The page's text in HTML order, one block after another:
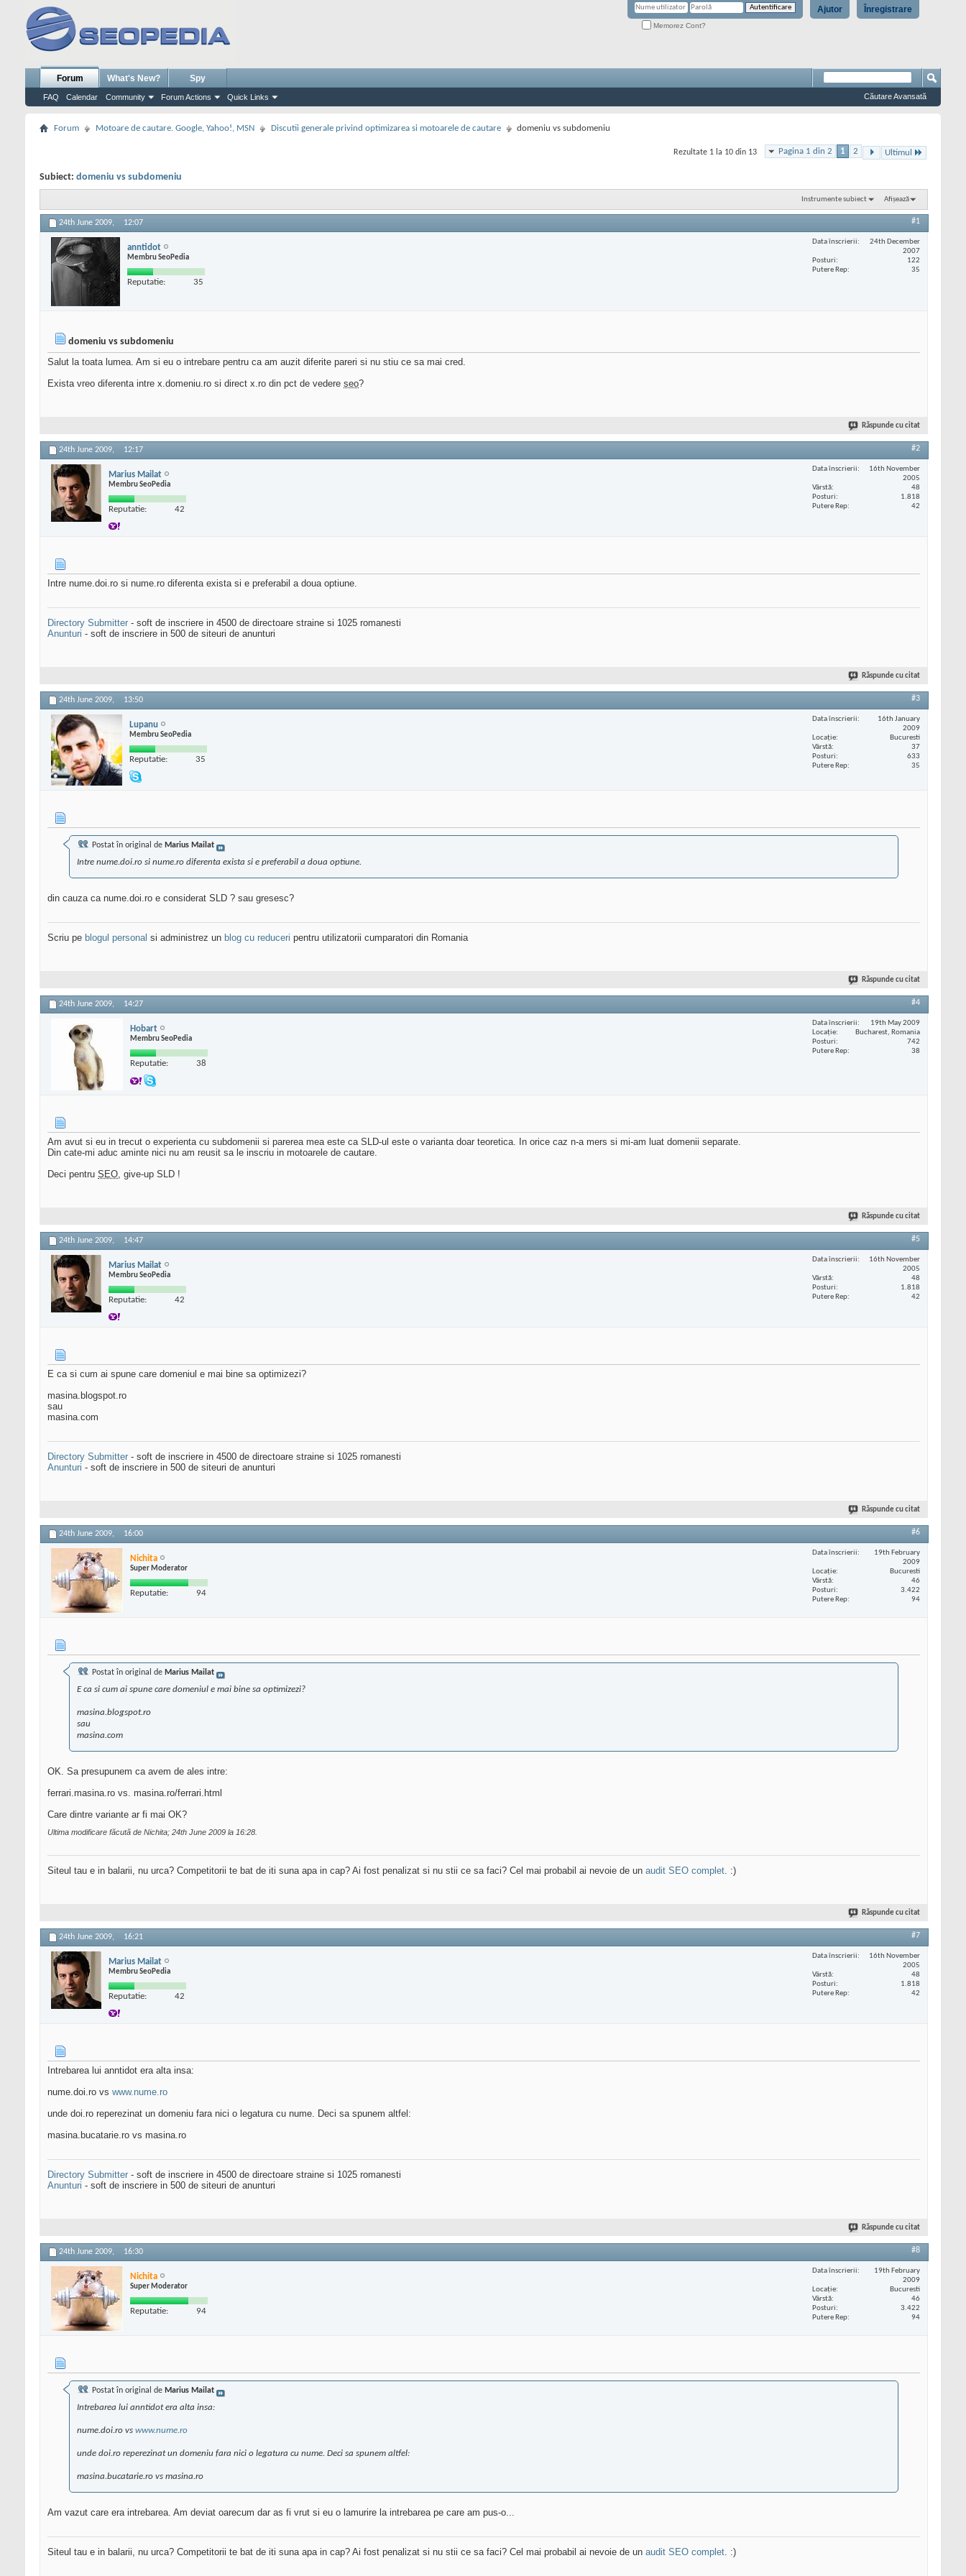
Înregistrare
Ajutor
Memorez Cont?
Forum
FAQ Calendar Community Forum Actions Quick Links
What's New? Spy
Căutare Avansată
Forum Motoare de cautare. Google, Yahoo!, MSN Discutii generale privind optimizarea si motoarele de cautare domeniu vs subdomeniu
Pagina 1 din 2 1 2 Ultimul
Rezultate 1 la 10 din 13
Subiect: domeniu vs subdomeniu
Instrumente subiect Afișează
24th June 2009, 12:07 #1
anntidot
Membru SeoPedia
Reputatie: 35
Data înscrierii
24th December
2007
Posturi
122
Putere Rep
35
domeniu vs subdomeniu
Salut la toata lumea. Am si eu o intrebare pentru ca am auzit diferite pareri si nu stiu ce sa mai cred.
Exista vreo diferenta intre x.domeniu.ro si direct x.ro din pct de vedere seo?
Răspunde cu citat
24th June 2009, 12:17 #2
Marius Mailat
Membru SeoPedia
Reputatie: 42
Data înscrierii
16th November
2005
Vârstă
48
Posturi
1.818
Putere Rep
42
Intre nume.doi.ro si nume.ro diferenta exista si e preferabil a doua optiune.
Directory Submitter - soft de inscriere in 4500 de directoare straine si 1025 romanesti
Anunturi - soft de inscriere in 500 de siteuri de anunturi
Răspunde cu citat
24th June 2009, 13:50 #3
Lupanu
Membru SeoPedia
Reputatie: 35
Data înscrierii
16th January
2009
Locaţie
Bucuresti
Vârstă
37
Posturi
633
Putere Rep
35
Postat în original de Marius Mailat
Intre nume.doi.ro si nume.ro diferenta exista si e preferabil a doua optiune.
din cauza ca nume.doi.ro e considerat SLD ? sau gresesc?
Scriu pe blogul personal si administrez un blog cu reduceri pentru utilizatorii cumparatori din Romania
Răspunde cu citat
24th June 2009, 14:27 #4
Hobart
Membru SeoPedia
Reputatie: 38
Data înscrierii
19th May 2009
Locaţie
Bucharest, Romania
Posturi
742
Putere Rep
38
Am avut si eu in trecut o experienta cu subdomenii si parerea mea este ca SLD-ul este o varianta doar teoretica. In orice caz n-a mers si mi-am luat domenii separate.
Din cate-mi aduc aminte nici nu am reusit sa le inscriu in motoarele de cautare.
Deci pentru SEO, give-up SLD !
Răspunde cu citat
24th June 2009, 14:47 #5
Marius Mailat
Membru SeoPedia
Reputatie: 42
Data înscrierii
16th November
2005
Vârstă
48
Posturi
1.818
Putere Rep
42
E ca si cum ai spune care domeniul e mai bine sa optimizezi?
masina.blogspot.ro
sau
masina.com
Directory Submitter - soft de inscriere in 4500 de directoare straine si 1025 romanesti
Anunturi - soft de inscriere in 500 de siteuri de anunturi
Răspunde cu citat
24th June 2009, 16:00 #6
Nichita
Super Moderator
Reputatie: 94
Data înscrierii
19th February
2009
Locaţie
Bucuresti
Vârstă
46
Posturi
3.422
Putere Rep
94
Postat în original de Marius Mailat
E ca si cum ai spune care domeniul e mai bine sa optimizezi?
masina.blogspot.ro
sau
masina.com
OK. Sa presupunem ca avem de ales intre:
ferrari.masina.ro vs. masina.ro/ferrari.html
Care dintre variante ar fi mai OK?
Ultima modificare făcută de Nichita; 24th June 2009 la 16:28
Siteul tau e in balarii, nu urca? Competitorii te bat de iti suna apa in cap? Ai fost penalizat si nu stii ce sa faci? Cel mai probabil ai nevoie de un audit SEO complet. :)
Răspunde cu citat
24th June 2009, 16:21 #7
Marius Mailat
Membru SeoPedia
Reputatie: 42
Data înscrierii
16th November
2005
Vârstă
48
Posturi
1.818
Putere Rep
42
Intrebarea lui anntidot era alta insa:
nume.doi.ro vs www.nume.ro
unde doi.ro reperezinat un domeniu fara nici o legatura cu nume. Deci sa spunem altfel:
masina.bucatarie.ro vs masina.ro
Directory Submitter - soft de inscriere in 4500 de directoare straine si 1025 romanesti
Anunturi - soft de inscriere in 500 de siteuri de anunturi
Răspunde cu citat
24th June 2009, 16:30 #8
Nichita
Super Moderator
Reputatie: 94
Data înscrierii
19th February
2009
Locaţie
Bucuresti
Vârstă
46
Posturi
3.422
Putere Rep
94
Postat în original de Marius Mailat
Intrebarea lui anntidot era alta insa:
nume.doi.ro vs www.nume.ro
unde doi.ro reperezinat un domeniu fara nici o legatura cu nume. Deci sa spunem altfel:
masina.bucatarie.ro vs masina.ro
Am vazut care era intrebarea. Am deviat oarecum dar as fi vrut si eu o lamurire la intrebarea pe care am pus-o...
Siteul tau e in balarii, nu urca? Competitorii te bat de iti suna apa in cap? Ai fost penalizat si nu stii ce sa faci? Cel mai probabil ai nevoie de un audit SEO complet. :)